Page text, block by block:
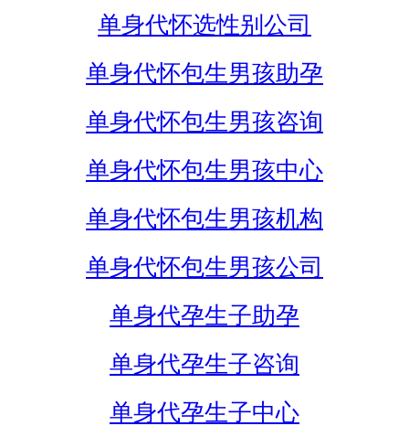
单身代怀选性别公司
单身代怀包生男孩助孕
单身代怀包生男孩咨询
单身代怀包生男孩中心
单身代怀包生男孩机构
单身代怀包生男孩公司
单身代孕生子助孕
单身代孕生子咨询
单身代孕生子中心